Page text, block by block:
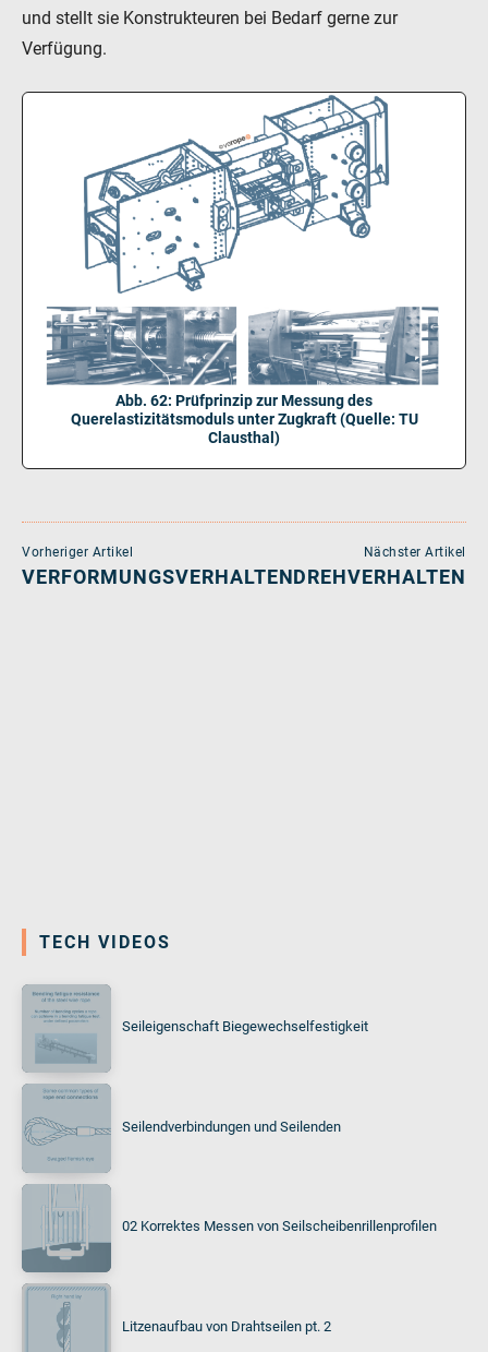
und stellt sie Konstrukteuren bei Bedarf gerne zur
Verfügung.
Abb. 62: Prüfprinzip zur Messung des
Querelastizitätsmoduls unter Zugkraft (Quelle: TU
Clausthal)
Vorheriger Artikel
VERFORMUNGSVERHALTEN
Nächster Artikel
DREHVERHALTEN
TECH VIDEOS
Seileigenschaft Biegewechselfestigkeit
Seilendverbindungen und Seilenden
02 Korrektes Messen von Seilscheibenrillenprofilen
Litzenaufbau von Drahtseilen pt. 2